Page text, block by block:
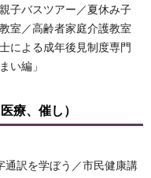
子バスツアー／夏休み子
室／高齢者家庭介護教室
による成年後見制度専門
い編」
療、催し）
通訳を学ぼう／市民健康講